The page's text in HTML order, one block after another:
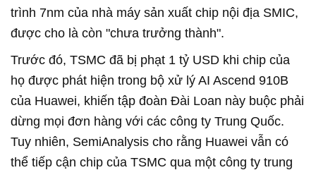
trình 7nm của nhà máy sản xuất chip nội địa SMIC,
được cho là còn "chưa trưởng thành".
Trước đó, TSMC đã bị phạt 1 tỷ USD khi chip của
họ được phát hiện trong bộ xử lý AI Ascend 910B
của Huawei, khiến tập đoàn Đài Loan này buộc phải
dừng mọi đơn hàng với các công ty Trung Quốc.
Tuy nhiên, SemiAnalysis cho rằng Huawei vẫn có
thể tiếp cận chip của TSMC qua một công ty trung